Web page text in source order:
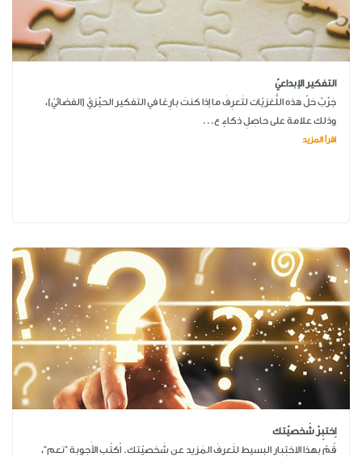
التفكير الإبداعيّ
جَرِّبْ حَلّ هذه اللُّغزيّات لتَعرِفَ ما إذا كنتَ بارِعًا في التفكير الحيِّزيّ (الفضائيّ)،
وذلك علامة على حاصِلِ ذكاءٍ ع...
اقرأ المزيد
اِختبِرْ شَخصيّتك
قُمْ بهذا الاختِبار البسيط لتَعرِفَ المَزيد عن شَخصيّتك. اُكتُبِ الأَجوِبة "نعم"،